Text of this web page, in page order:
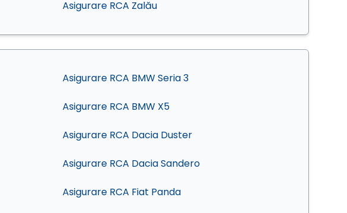
Asigurare RCA Zalău
Asigurare RCA BMW Seria 3
Asigurare RCA BMW X5
Asigurare RCA Dacia Duster
Asigurare RCA Dacia Sandero
Asigurare RCA Fiat Panda